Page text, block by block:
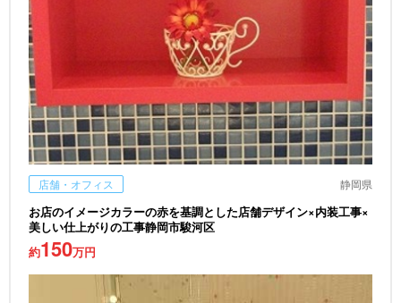
店舗・オフィス 静岡県
お店のイメージカラーの赤を基調とした店舗デザイン×内装工事×
美しい仕上がりの工事静岡市駿河区
約150万円